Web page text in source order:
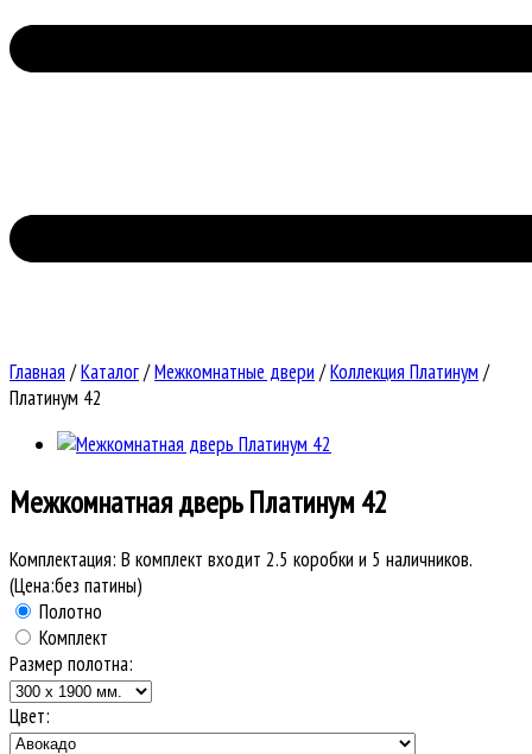
Главная /Каталог/Межкомнатные двери /Коллекция Платинум /
Платинум 42
Межкомнатная дверь Платинум 42
Комплектация: В комплект входит 2.5 коробки и 5 наличников.
(Цена:без патины)
Полотно
Комплект
Размер полотна:
Цвет: